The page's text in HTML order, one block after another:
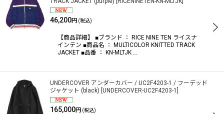
46,200円 (税込)
【商品詳細】 ■ブランド ： RICE NINE TEN ライスナ
インテン ■商品名 ： MULTICOLOR KNITTED TRACK
JACKET ■品番 ： KN-MLTJK …
UNDERCOVER アンダーカバー / UC2F4203-1 / フーデッド
ジャケット (black) UNDERCOVER-UC2F4203-1
165,000円 (税込)